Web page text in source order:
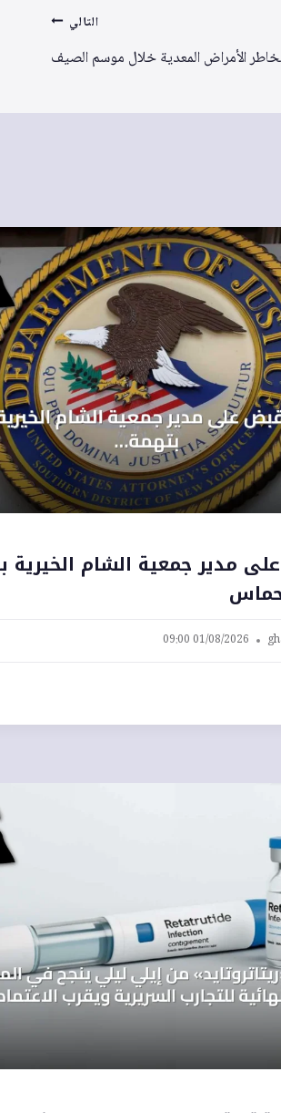
التالي
الأمراض المعدية خلال موسم الصيف
مدير جمعية الشام الخيرية
01/08/2026 09:00